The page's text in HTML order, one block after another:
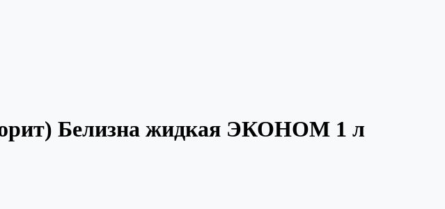
Белизна жидкая ЭКОНОМ 1 л